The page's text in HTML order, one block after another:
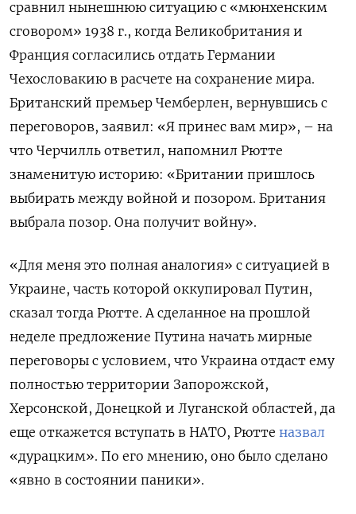
сравнил нынешнюю ситуацию с «мюнхенским
сговором» 1938 г., когда Великобритания и
Франция согласились отдать Германии
Чехословакию в расчете на сохранение мира.
Британский премьер Чемберлен, вернувшись с
переговоров, заявил: «Я принес вам мир», – на
что Черчилль ответил, напомнил Рютте
знаменитую историю: «Британии пришлось
выбирать между войной и позором. Британия
выбрала позор. Она получит войну».
«Для меня это полная аналогия» с ситуацией в
Украине, часть которой оккупировал Путин,
сказал тогда Рютте. А сделанное на прошлой
неделе предложение Путина начать мирные
переговоры с условием, что Украина отдаст ему
полностью территории Запорожской,
Херсонской, Донецкой и Луганской областей, да
еще откажется вступать в НАТО, Рютте назвал
«дурацким». По его мнению, оно было сделано
«явно в состоянии паники».